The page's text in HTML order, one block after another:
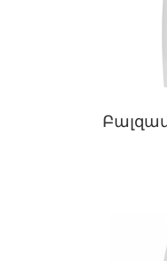
Բալզամ